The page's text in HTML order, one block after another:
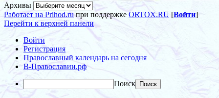
Архивы
Работает на Prihod.ruпри поддержке ORTOX.RU [Войти]
Перейти к верхней панели
Войти
Регистрация
Православный календарь на сегодня
В-Православии.рф
Поиск